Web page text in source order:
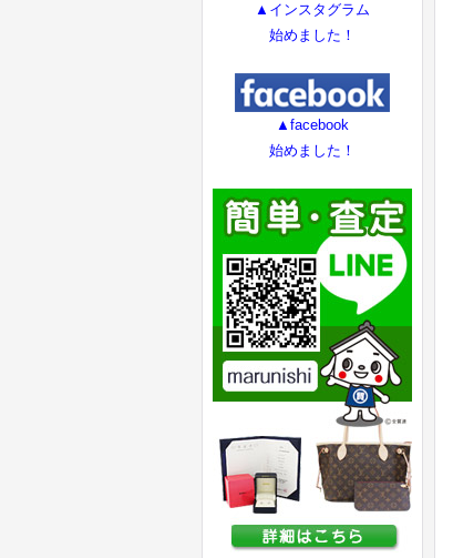
▲インスタグラム
始めました！
▲facebook
始めました！